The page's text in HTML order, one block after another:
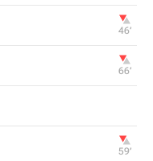
46‎’‎
66‎’‎
59‎’‎